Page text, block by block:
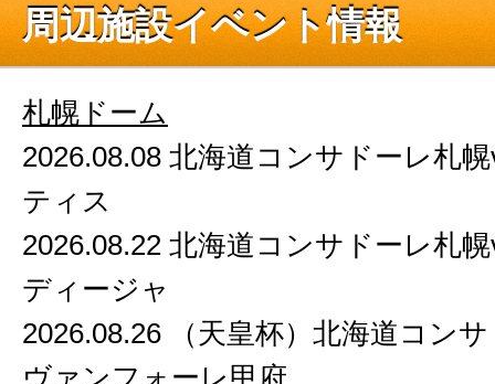
周辺施設イベント情報
札幌ドーム
2026.08.08 北海道コンサドーレ札
ティス
2026.08.22 北海道コンサドーレ札
ディージャ
2026.08.26 （天皇杯）北海道コン
ヴァンフォーレ甲府